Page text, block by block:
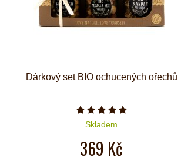
Dárkový set BIO ochucených ořechů
Počet hvězdiček je 5 z 5
Skladem
369 Kč